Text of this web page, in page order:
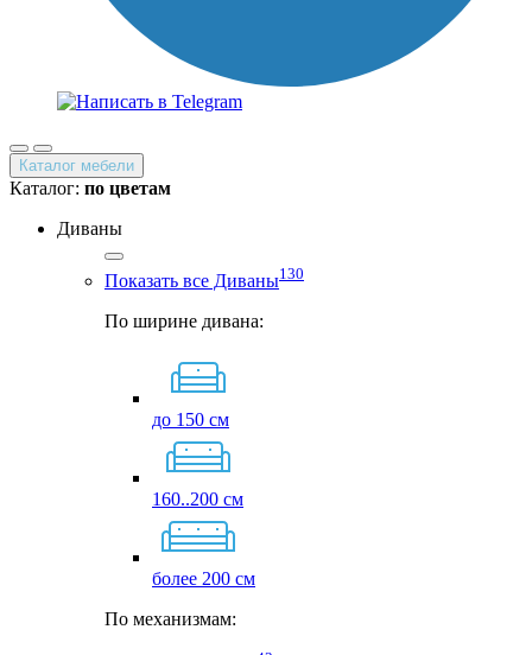
Каталог мебели
Каталог: по цветам
Диваны
Показать все Диваны130
По ширине дивана:
до 150 см
160..200 см
более 200 см
По механизмам: